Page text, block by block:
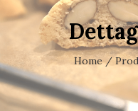
Home/